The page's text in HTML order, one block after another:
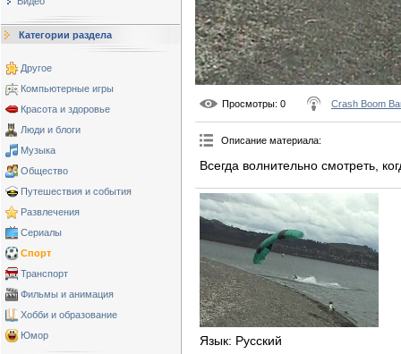
Категории раздела
Другое
Компьютерные игры
Красота и здоровье
Люди и блоги
Музыка
Общество
Путешествия и события
Развлечения
Сериалы
Спорт
Транспорт
Фильмы и анимация
Хобби и образование
Юмор
Просмотры: 0 Crash Boom
Описание материала:
Всегда волнительно смотреть,
Язык: Русский